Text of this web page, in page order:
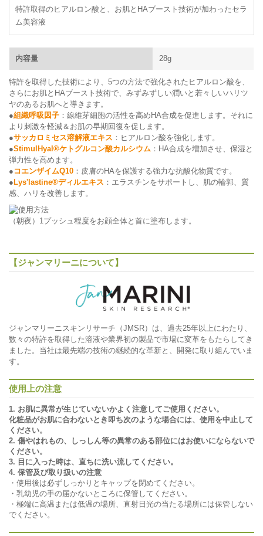
特許取得のヒアルロン酸と、お肌とHAブースト技術が加わったセラ
ム美容液
内容量 28g
特許を取得した技術により、5つの方法で強化されたヒアルロン酸を、
さらにお肌とHAブースト技術で、みずみずしい潤いと若々しいハリツ
ヤのあるお肌へと導きます。
●組織呼吸因子 ：線維芽細胞の活性を高めHA合成を促進します。それに
より刺激を軽減＆お肌の早期回復を促します。
●サッカロミセス溶解液エキス ：ヒアルロン酸を強化します。
●StimulHyal®ケトグルコン酸カルシウム ：HA合成を増加させ、保湿と
弾力性を高めます。
● コエンザイムQ10 ：皮膚のHAを保護する強力な抗酸化物質です。
● Lys'lastine®ディルエキス ：エラスチンをサポートし、肌の輪郭、質
感、ハリを改善します。
（朝夜）1プッシュ程度をお顔全体と首に塗布します。
【ジャンマリーニについて】
ジャンマリーニスキンリサーチ（JMSR）は、過去25年以上にわたり、
数々の特許を取得した溶液や業界初の製品で市場に変革をもたらしてき
ました。当社は最先端の技術の継続的な革新と、開発に取り組んでいま
す。
使用上の注意
1. お肌に異常が生じていないかよく注意してご使用ください。
化粧品がお肌に合わないとき即ち次のような場合には、使用を中止して
ください。
2. 傷やはれもの、しっしん等の異常のある部位にはお使いにならないで
ください。
3. 目に入った時は、直ちに洗い流してください。
4. 保管及び取り扱いの注意
・使用後は必ずしっかりとキャップを閉めてください。
・乳幼児の手の届かないところに保管してください。
・極端に高温または低温の場所、直射日光の当たる場所には保管しない
でください。